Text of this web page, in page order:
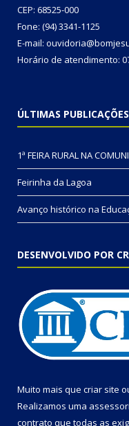
CEP: 68525-000
Fone: (94) 3341-1125
E-mail:
Horário de atendimento:
ÚLTIMAS PUBLICAÇÕES
1ª FEIRA RURAL NA
Feirinha da Lagoa
Avanço histórico na
DESENVOLVIDO POR
Muito mais que criar site
Realizamos uma
contrato que todas as